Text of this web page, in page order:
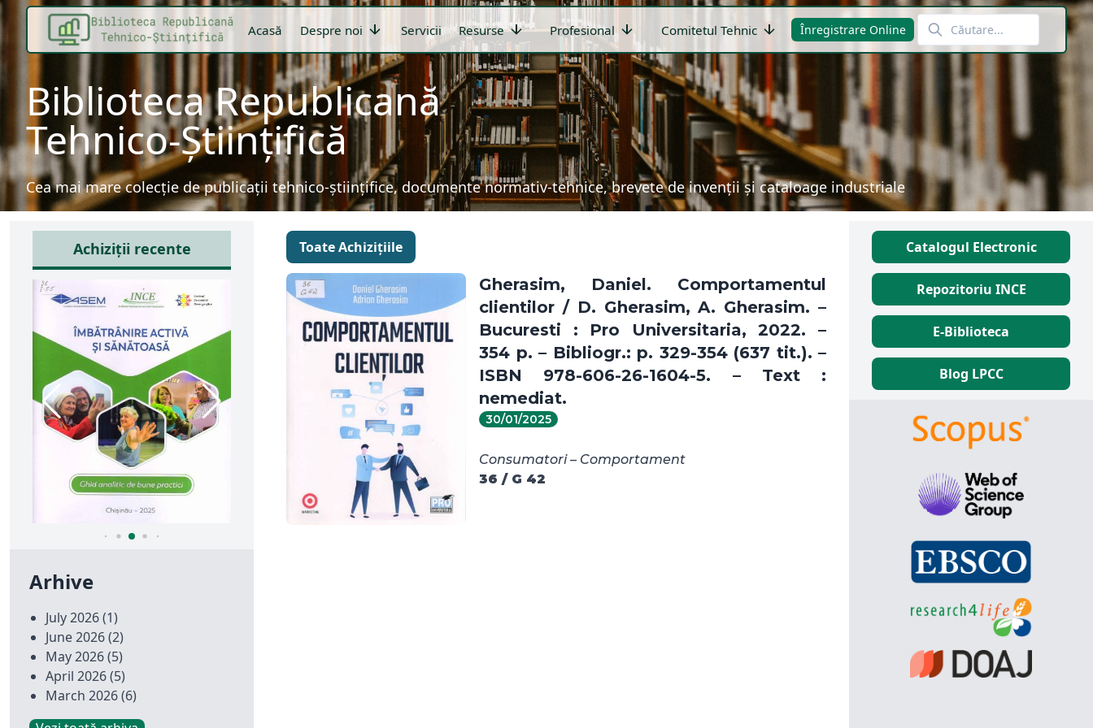
Acasă Despre noi arrow_downward Servicii Resurse arrow_downward Profesional arrow_downward Comitetul Tehnic arrow_downward Înregistrare Online
Biblioteca Republicană
Tehnico-Științifică
Cea mai mare colecție de publicații tehnico-științifice, documente normativ-tehnice, brevete de invenții și cataloage industriale
Achiziții recente
Arhive
July 2026(1)
June 2026(2)
May 2026(5)
April 2026(5)
March 2026(6)
Toate Achizițiile
Gherasim, Daniel. Comportamentul
clientilor / D. Gherasim, A. Gherasim. –
Bucuresti : Pro Universitaria, 2022. –
354 p. – Bibliogr.: p. 329-354 (637 tit.). –
ISBN 978-606-26-1604-5. – Text :
nemediat.
30/01/2025
Consumatori – Comportament
36 / G 42
Catalogul Electronic
Repozitoriu INCE
E-Biblioteca
Blog LPCC